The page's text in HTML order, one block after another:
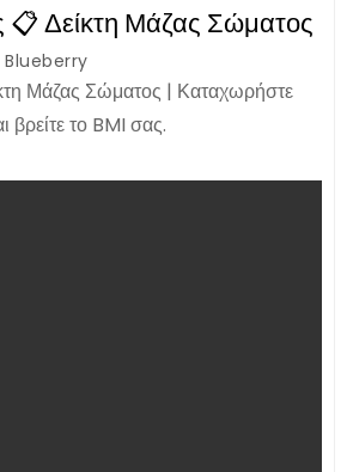
Υπολογισμός 📋 Δείκτη Μάζας Σώματος
Blueberry
Μάζας Σώματος | Καταχωρήστε
βρείτε το BMI σας.